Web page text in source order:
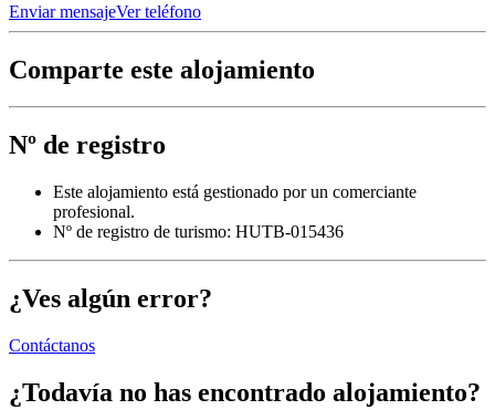
Enviar mensajeVer teléfono
Comparte este alojamiento
Nº de registro
Este alojamiento está gestionado por un comerciante
profesional.
Nº de registro de turismo: HUTB-015436
¿Ves algún error?
Contáctanos
¿Todavía no has encontrado alojamiento?